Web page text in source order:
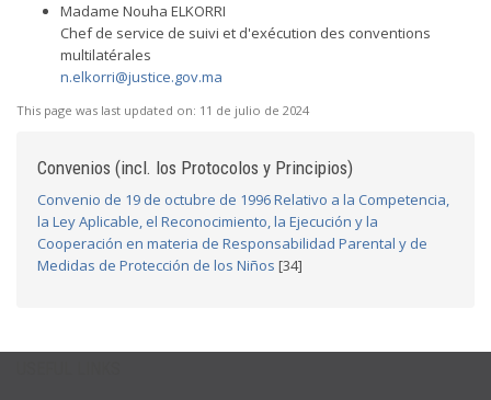
Madame Nouha ELKORRI
Chef de service de suivi et d'exécution des conventions
multilatérales
n.elkorri@justice.gov.ma
This page was last updated on: 11 de julio de 2024
Convenios (incl. los Protocolos y Principios)
Convenio de 19 de octubre de 1996 Relativo a la Competencia,
la Ley Aplicable, el Reconocimiento, la Ejecución y la
Cooperación en materia de Responsabilidad Parental y de
Medidas de Protección de los Niños [34]